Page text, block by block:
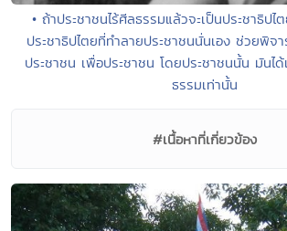
• ถ้าประชาชนไร้ศีลธรรมแล้วจะเป็นประชาธิปไ
ประชาธิปไตยที่ทำลายประชาชนนั่นเอง ช่วยพิจ
ประชาชน เพื่อประชาชน โดยประชาชนนั้น มันไ
ธรรมเท่านั้น
#เนื้อหาที่เกี่ยวข้อง